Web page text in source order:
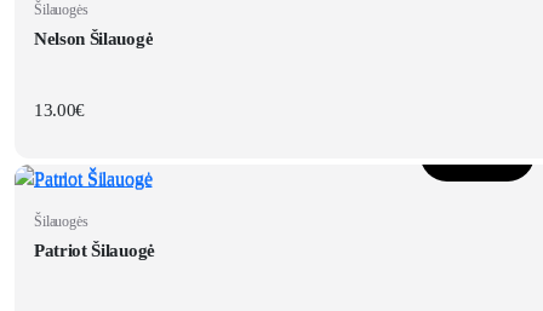
Šilauogės
Nelson Šilauogė
13.00€
Šilauogės
Patriot Šilauogė